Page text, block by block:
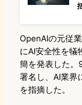
OpenAIの元従
にAI安全性を犠
簡を発表した。
署名し、AI業界
を指摘した。